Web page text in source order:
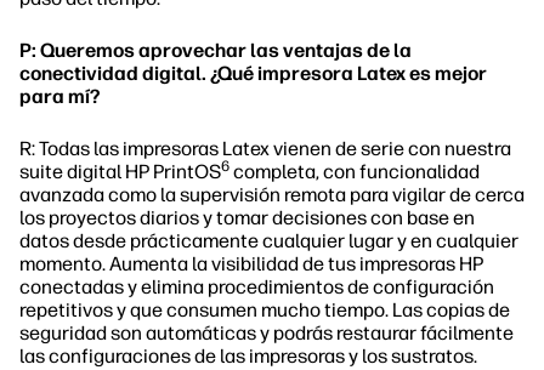
P: Queremos aprovechar las ventajas de la
conectividad digital. ¿Qué impresora Latex es mejor
para mí?
R: Todas las impresoras Latex vienen de serie con nuestra
suite digital HP PrintOS6 completa, con funcionalidad
avanzada como la supervisión remota para vigilar de cerca
los proyectos diarios y tomar decisiones con base en
datos desde prácticamente cualquier lugar y en cualquier
momento. Aumenta la visibilidad de tus impresoras HP
conectadas y elimina procedimientos de configuración
repetitivos y que consumen mucho tiempo. Las copias de
seguridad son automáticas y podrás restaurar fácilmente
las configuraciones de las impresoras y los sustratos.